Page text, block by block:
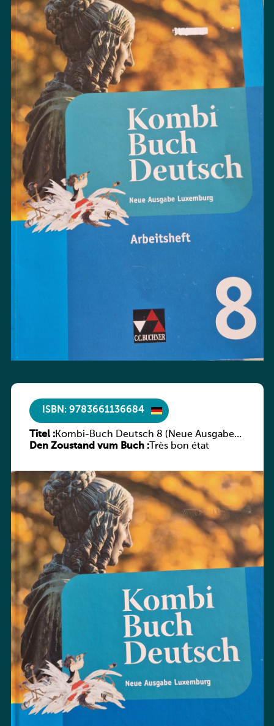
ISBN: 9783661136684
Titel :Kombi-Buch Deutsch 8 (Neue Ausgabe
Luxemburg)
Den Zoustand vum Buch :Très bon état